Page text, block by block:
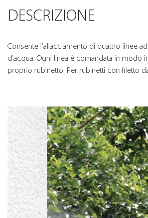
DESCRIZIONE
Consente l’allacciamento di quattro linee ad
d’acqua. Ogni linea è comandata in modo
proprio rubinetto. Per rubinetti con filetto